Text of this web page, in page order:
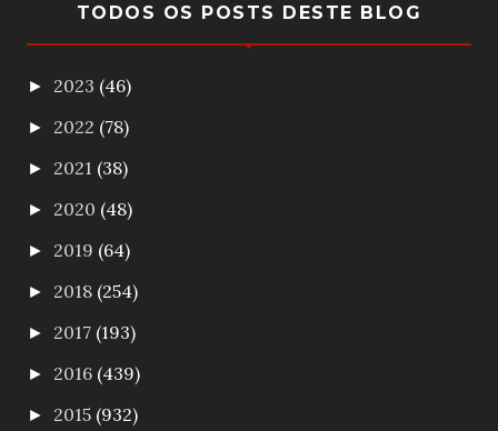
TODOS OS POSTS DESTE BLOG
► 2023 (46)
► 2022 (78)
► 2021 (38)
► 2020 (48)
► 2019 (64)
► 2018 (254)
► 2017 (193)
► 2016 (439)
► 2015 (932)